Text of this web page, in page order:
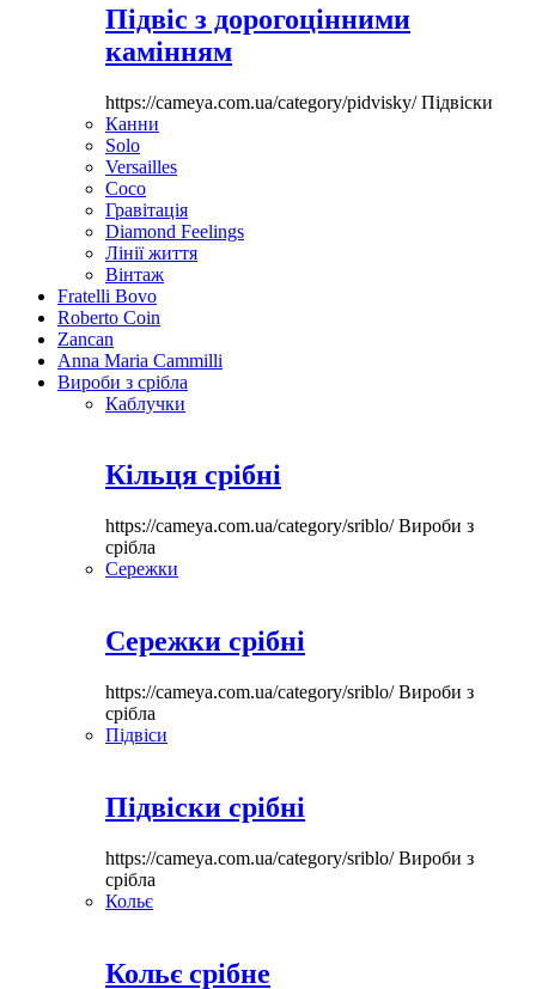
Підвіс з дорогоцінними
камінням
https://cameya.com.ua/category/pidvisky/Підвіски
Канни
Solo
Versailles
Coco
Гравітація
Diamond Feelings
Лінії життя
Вінтаж
Fratelli Bovo
Roberto Coin
Zancan
Anna Maria Cammilli
Вироби з срібла
Каблучки
Кільця срібні
https://cameya.com.ua/category/sriblo/Вироби з
срібла
Сережки
Сережки срібні
https://cameya.com.ua/category/sriblo/Вироби з
срібла
Підвіси
Підвіски срібні
https://cameya.com.ua/category/sriblo/Вироби з
срібла
Кольє
Кольє срібне